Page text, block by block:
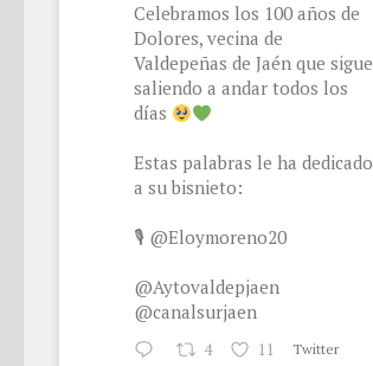
Celebramos los 100 años de
Dolores, vecina de
Valdepeñas de Jaén que sigue
saliendo a andar todos los
días
Estas palabras le ha dedicado
a su bisnieto:
🎙 @Eloymoreno20
@Aytovaldepjaen
@canalsurjaen
4 11 Twitter